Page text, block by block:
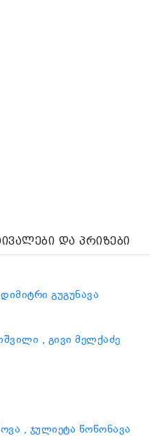
და პრიზები
, დიმიტრი გუგუნავა
, გივი მელქაძე
, ჯულიეტა წოწონავა